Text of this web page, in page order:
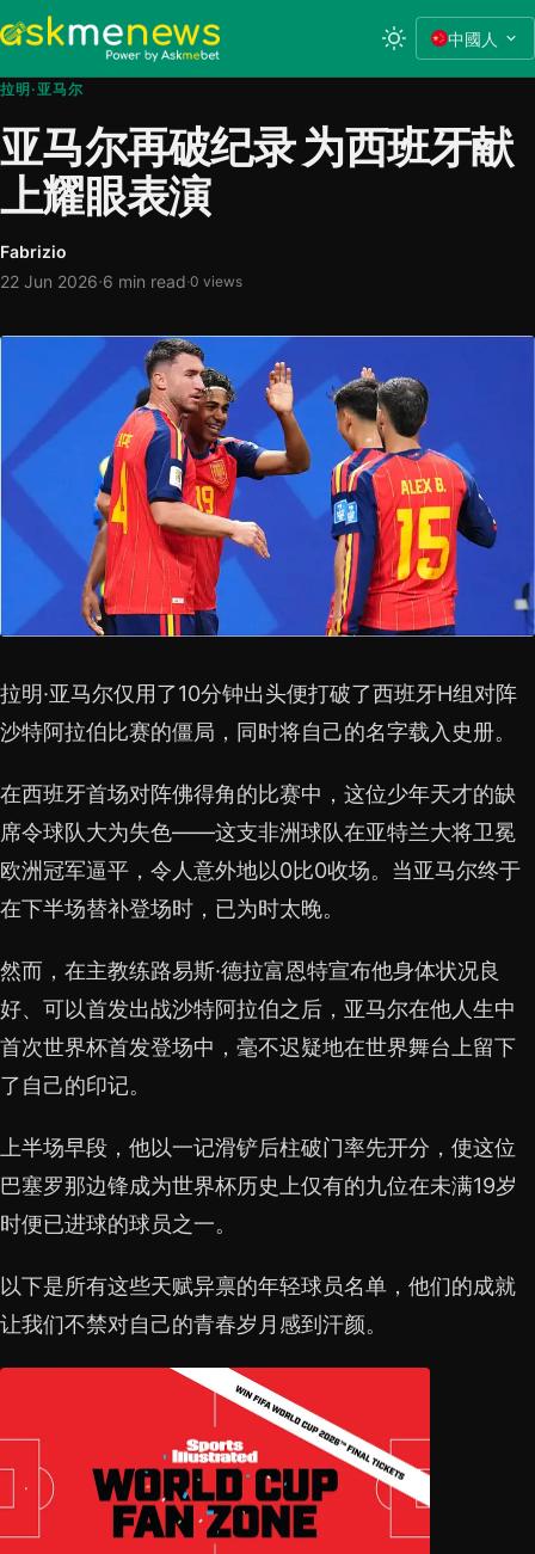
中國人
拉明·亚马尔
亚马尔再破纪录 为西班牙献
上耀眼表演
Fabrizio
22 Jun 2026·6 min read·0 views
拉明·亚马尔仅用了10分钟出头便打破了西班牙H组对阵
沙特阿拉伯比赛的僵局，同时将自己的名字载入史册。
在西班牙首场对阵佛得角的比赛中，这位少年天才的缺
席令球队大为失色——这支非洲球队在亚特兰大将卫冕
欧洲冠军逼平，令人意外地以0比0收场。当亚马尔终于
在下半场替补登场时，已为时太晚。
然而，在主教练路易斯·德拉富恩特宣布他身体状况良
好、可以首发出战沙特阿拉伯之后，亚马尔在他人生中
首次世界杯首发登场中，毫不迟疑地在世界舞台上留下
了自己的印记。
上半场早段，他以一记滑铲后柱破门率先开分，使这位
巴塞罗那边锋成为世界杯历史上仅有的九位在未满19岁
时便已进球的球员之一。
以下是所有这些天赋异禀的年轻球员名单，他们的成就
让我们不禁对自己的青春岁月感到汗颜。